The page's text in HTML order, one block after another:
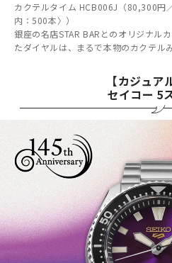
カクテルタイム HCB006J（80,300円
内：500本〉）
銀座の名店STAR BARとのオリジナル
たダイヤルは、まるで本物のカクテル
【カジュア
セイコー 5